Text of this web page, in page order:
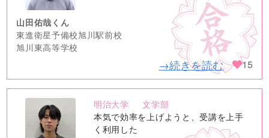
山田佑哉くん
東進衛星予備校旭川駅前校
旭川東高等学校
→続きを読む 15
no
image
明治大学
文学部
本気で効率を上げようと、受講を上手
く利用した